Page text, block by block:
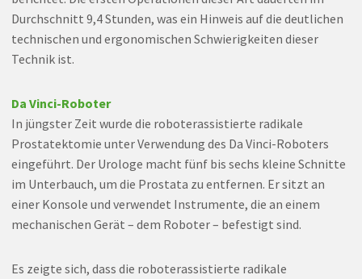
Durchschnitt 9,4 Stunden, was ein Hinweis auf die deutlichen
technischen und ergonomischen Schwierigkeiten dieser
Technik ist.
Da Vinci-Roboter
In jüngster Zeit wurde die roboterassistierte radikale
Prostatektomie unter Verwendung des Da Vinci-Roboters
eingeführt. Der Urologe macht fünf bis sechs kleine Schnitte
im Unterbauch, um die Prostata zu entfernen. Er sitzt an
einer Konsole und verwendet Instrumente, die an einem
mechanischen Gerät – dem Roboter – befestigt sind.
Es zeigte sich, dass die roboterassistierte radikale